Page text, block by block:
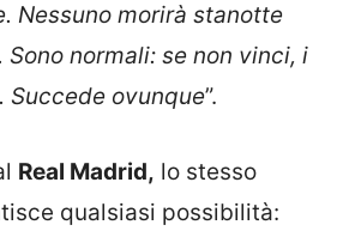
Nessuno morirà stanotte
normali: se non vinci, i
ovunque”.
Real Madrid, lo stesso
qualsiasi possibilità: